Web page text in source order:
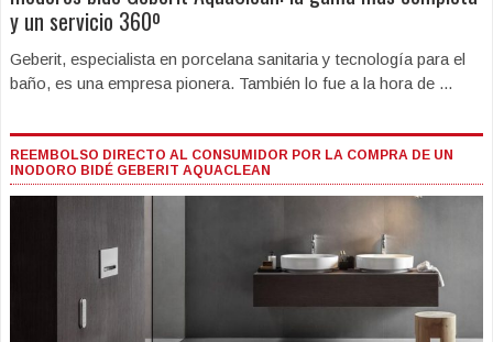
y un servicio 360º
Geberit, especialista en porcelana sanitaria y tecnología para el
baño, es una empresa pionera. También lo fue a la hora de ...
REEMBOLSO DIRECTO AL CONSUMIDOR POR LA COMPRA DE UN
INODORO BIDÉ GEBERIT AQUACLEAN